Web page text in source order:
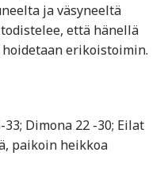
ja väsyneeltä
että hänellä
erikoistoimin.
Dimona 22 -30; Eilat
paikoin heikkoa